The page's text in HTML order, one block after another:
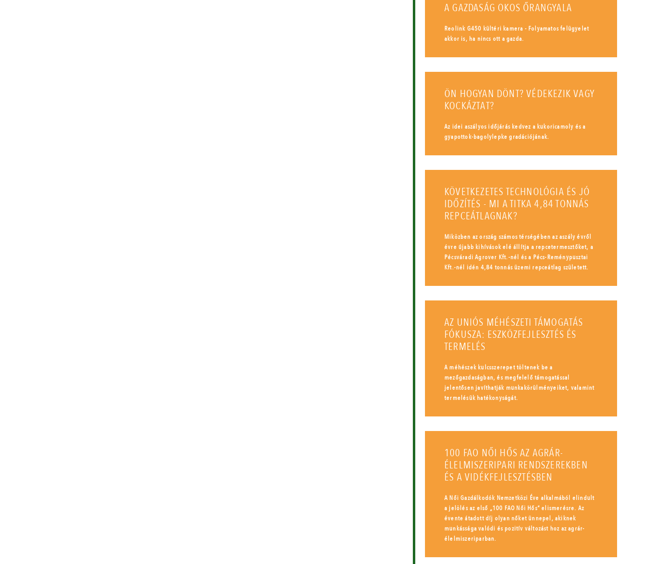
A GAZDASÁG OKOS ŐRANGYALA
Reolink G450 kültéri kamera - Folyamatos felügyelet
akkor is, ha nincs ott a gazda.
ÖN HOGYAN DÖNT? VÉDEKEZIK VAGY
KOCKÁZTAT?
Az idei aszályos időjárás kedvez a kukoricamoly és a
gyapottok-bagolylepke gradációjának.
KÖVETKEZETES TECHNOLÓGIA ÉS JÓ
IDŐZÍTÉS - MI A TITKA 4,84 TONNÁS
REPCEÁTLAGNAK?
Miközben az ország számos térségében az aszály évről
évre újabb kihívások elé állítja a repcetermesztőket, a
Pécsváradi Agrover Kft.-nél és a Pécs-Reménypusztai
Kft.-nél idén 4,84 tonnás üzemi repceátlag született.
AZ UNIÓS MÉHÉSZETI TÁMOGATÁS
FÓKUSZA: ESZKÖZFEJLESZTÉS ÉS
TERMELÉS
A méhészek kulcsszerepet töltenek be a
mezőgazdaságban, és megfelelő támogatással
jelentősen javíthatják munkakörülményeiket, valamint
termelésük hatékonyságát.
100 FAO NŐI HŐS AZ AGRÁR-
ÉLELMISZERIPARI RENDSZEREKBEN
ÉS A VIDÉKFEJLESZTÉSBEN
A Női Gazdálkodók Nemzetközi Éve alkalmából elindult
a jelölés az első „100 FAO Női Hős” elismerésre. Az
évente átadott díj olyan nőket ünnepel, akiknek
munkássága valódi és pozitív változást hoz az agrár-
élelmiszeriparban.